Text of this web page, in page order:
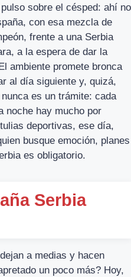
sobre el césped: ahí no
con esa mezcla de
frente a una Serbia
a la espera de dar la
ambiente promete bronca
al día siguiente y, quizá,
es un trámite: cada
noche hay mucho por
deportivas, ese día,
busque emoción, planes
es obligatorio.
Serbia
a medias y hacen
un poco más? Hoy,